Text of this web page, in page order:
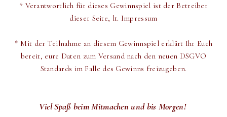
* Verantwortlich für dieses Gewinnspiel ist der Betreiber
dieser Seite, lt. Impressum
* Mit der Teilnahme an diesem Gewinnspiel erklärt Ihr Euch
bereit, eure Daten zum Versand nach den neuen DSGVO
Standards im Falle des Gewinns freizugeben.
Viel Spaß beim Mitmachen und bis Morgen!